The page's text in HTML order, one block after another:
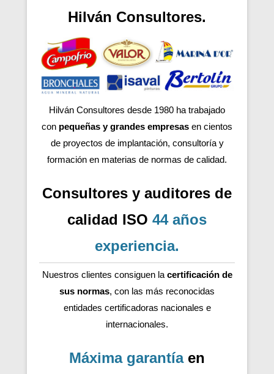
Hilván Consultores.
Hilván Consultores desde 1980 ha trabajado
con pequeñas y grandes empresas en cientos
de proyectos de implantación, consultoría y
formación en materias de normas de calidad.
Consultores y auditores de
calidad ISO 44 años
experiencia.
Nuestros clientes consiguen la certificación de
sus normas, con las más reconocidas
entidades certificadoras nacionales e
internacionales.
Máxima garantíaen